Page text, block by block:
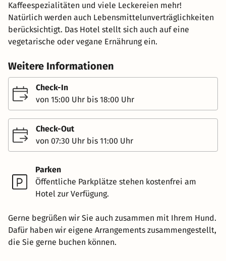
Kaffeespezialitäten und viele Leckereien mehr!
Natürlich werden auch Lebensmittelunverträglichkeiten
berücksichtigt. Das Hotel stellt sich auch auf eine
vegetarische oder vegane Ernährung ein.
Weitere Informationen
Check-In
von 15:00 Uhr bis 18:00 Uhr
Check-Out
von 07:30 Uhr bis 11:00 Uhr
Parken
Öffentliche Parkplätze stehen kostenfrei am
Hotel zur Verfügung.
Gerne begrüßen wir Sie auch zusammen mit Ihrem Hund.
Dafür haben wir eigene Arrangements zusammengestellt,
die Sie gerne buchen können.